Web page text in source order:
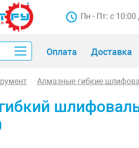
Пн - Пт: с 10:00
Оплата Доставка
Алмазные гибкие